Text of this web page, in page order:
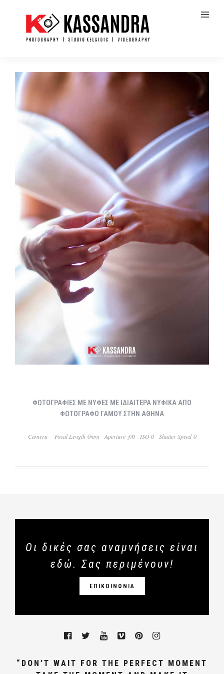
ΦΩΤΟΓΡΑΦΙΕΣ ΜΕ ΝΥΦΕΣ ΜΕ ΙΔΙΑΙΤΕΡΑ ΝΥΦΙΚΑ ΑΠΟ
ΦΩΤΟΓΡΑΦΟ ΓΑΜΟΥ ΣΤΗΝ ΑΘΗΝΑ
Camera Focal Length 0mm Aperture ƒ/0 ISO 0 Shutter Speed 0
Οι δικές σας αναμνήσεις είναι
εδώ. Σας περιμένουν!
ΕΠΙΚΟΙΝΩΝΙΑ
“DON’T WAIT FOR THE PERFECT MOMENT